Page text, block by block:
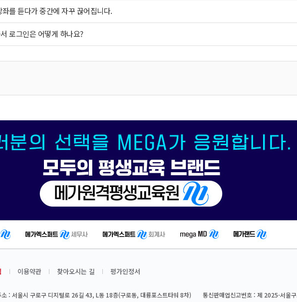
를 듣다가 중간에 자꾸 끊어집니다.
로그인은 어떻게 하나요?
이용약관 찾아오시는 길 평가인정서
소 : 서울시 구로구 디지털로 26길 43, L동 18층(구로동, 대륭포스트타워 8차) 통신판매업신고번호 : 제 2025-서울